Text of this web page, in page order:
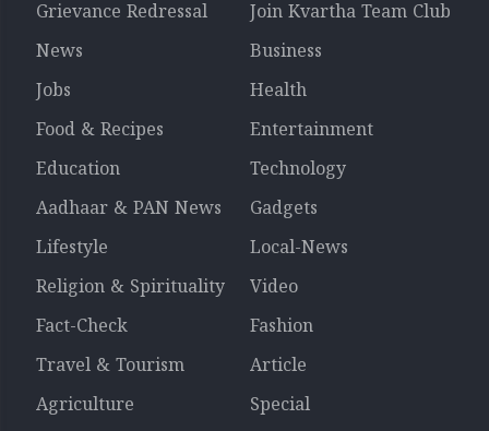
Grievance Redressal
Join Kvartha Team Club
News
Business
Jobs
Health
Food & Recipes
Entertainment
Education
Technology
Aadhaar & PAN News
Gadgets
Lifestyle
Local-News
Religion & Spirituality
Video
Fact-Check
Fashion
Travel & Tourism
Article
Agriculture
Special